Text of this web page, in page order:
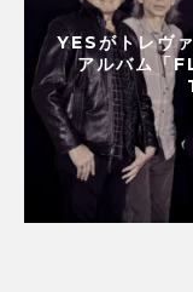
YESがトレヴ
アルバム「